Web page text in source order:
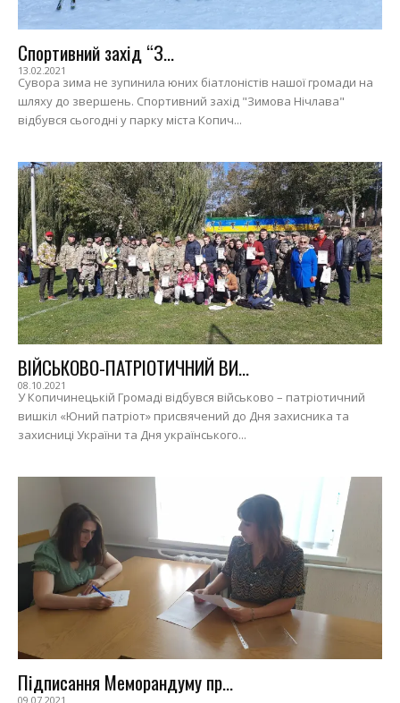
Спортивний захід “З...
13.02.2021
Сувора зима не зупинила юних біатлоністів нашої громади на
шляху до звершень. Спортивний захід "Зимова Нічлава"
відбувся сьогодні у парку міста Копич...
ВІЙСЬКОВО-ПАТРІОТИЧНИЙ ВИ...
08.10.2021
У Копичинецькій Громаді відбувся військово – патріотичний
вишкіл «Юний патріот» присвячений до Дня захисника та
захисниці України та Дня українського...
Підписання Меморандуму пр...
09.07.2021